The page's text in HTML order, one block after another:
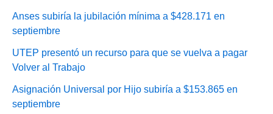
Anses subiría la jubilación mínima a $428.171 en
septiembre
UTEP presentó un recurso para que se vuelva a pagar
Volver al Trabajo
Asignación Universal por Hijo subiría a $153.865 en
septiembre